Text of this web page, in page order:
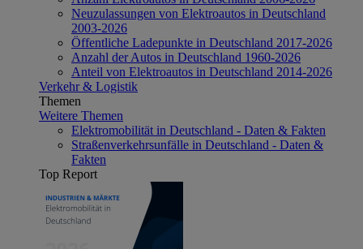
Neuzulassungen von Elektroautos in Deutschland
2003-2026
Öffentliche Ladepunkte in Deutschland 2017-2026
Anzahl der Autos in Deutschland 1960-2026
Anteil von Elektroautos in Deutschland 2014-2026
Verkehr & Logistik
Themen
Weitere Themen
Elektromobilität in Deutschland - Daten & Fakten
Straßenverkehrsunfälle in Deutschland - Daten &
Fakten
Top Report